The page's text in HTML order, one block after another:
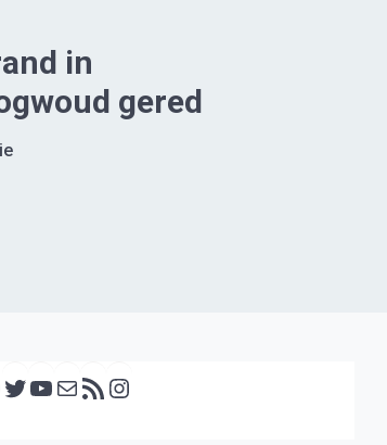
in
gered
Facebook Twitter YouTube E-mail RSS feed